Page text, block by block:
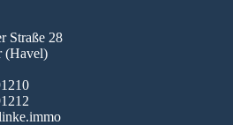
Straße 28
(Havel)